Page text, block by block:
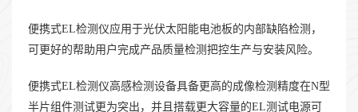
便携式EL检测仪应用于光伏太阳能电池板的内部缺陷检测，
可更好的帮助用户完成产品质量检测把控生产与安装风险。
便携式EL检测仪高感检测设备具备更高的成像检测精度在N型
半片组件测试更为突出，并且搭载更大容量的EL测试电源可